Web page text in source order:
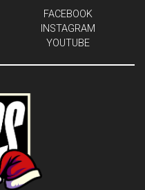
FACEBOOK
INSTAGRAM
YOUTUBE